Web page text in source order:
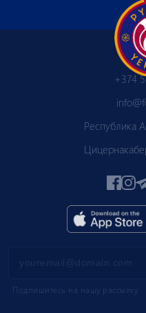
+374
Республика
Подпишитесь на нашу рассылку